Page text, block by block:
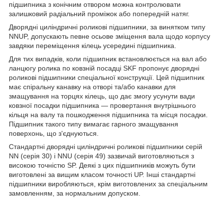
підшипника з конічним отвором можна контролювати
залишковий радіальний проміжок або попередній натяг.
Дворядні циліндричні роликові підшипники, за винятком типу
NNUP, допускають певне осьове зміщення вала щодо корпусу
завдяки переміщення кілець усередині підшипника.
Для тих випадків, коли підшипник встановлюється на вал або
ланцюгу ролика по ковзній посадці SKF пропонує дворядні
роликові підшипники спеціальної конструкції. Цей підшипник
має спіральну канавку на отворі та/або канавки для
змащування на торцях кілець, що дає змогу усунути вади
ковзної посадки підшипника — провертання внутрішнього
кільця на валу та пошкодження підшипника та місця посадки.
Підшипник такого типу вимагає гарного змащування
поверхонь, що з'єднуються.
Стандартні дворядні циліндричні роликові підшипники серій
NN (серія 30) і NNU (серія 49) зазвичай виготовляються з
високою точністю SP. Деякі з цих підшипників можуть бути
виготовлені за вищим класом точності UP. Інші стандартні
підшипники виробляються, крім виготовлених за спеціальним
замовленням, за нормальним допуском.